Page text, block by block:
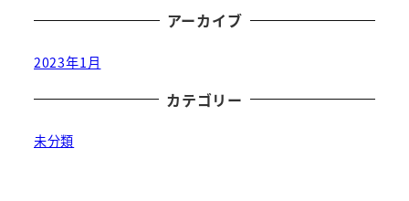
アーカイブ
2023年1月
カテゴリー
未分類